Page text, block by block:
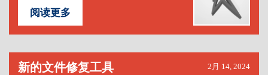
阅读更多
新的文件修复工具 2月 14, 2024